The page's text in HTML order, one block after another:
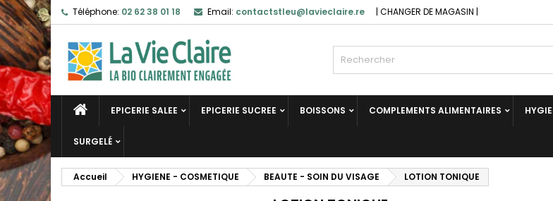
Téléphone: 02 62 38 01 18 Email: contactstleu@lavieclaire.re | CHANGER DE MAGASIN |
EPICERIE SALEE EPICERIE SUCREE BOISSONS COMPLEMENTS ALIMENTAIRES
SURGELÉ
Accueil HYGIENE - COSMETIQUE BEAUTE - SOIN DU VISAGE LOTION TONIQUE